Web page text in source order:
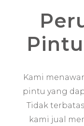
Kami
pintu yang
Tidak
kami jual